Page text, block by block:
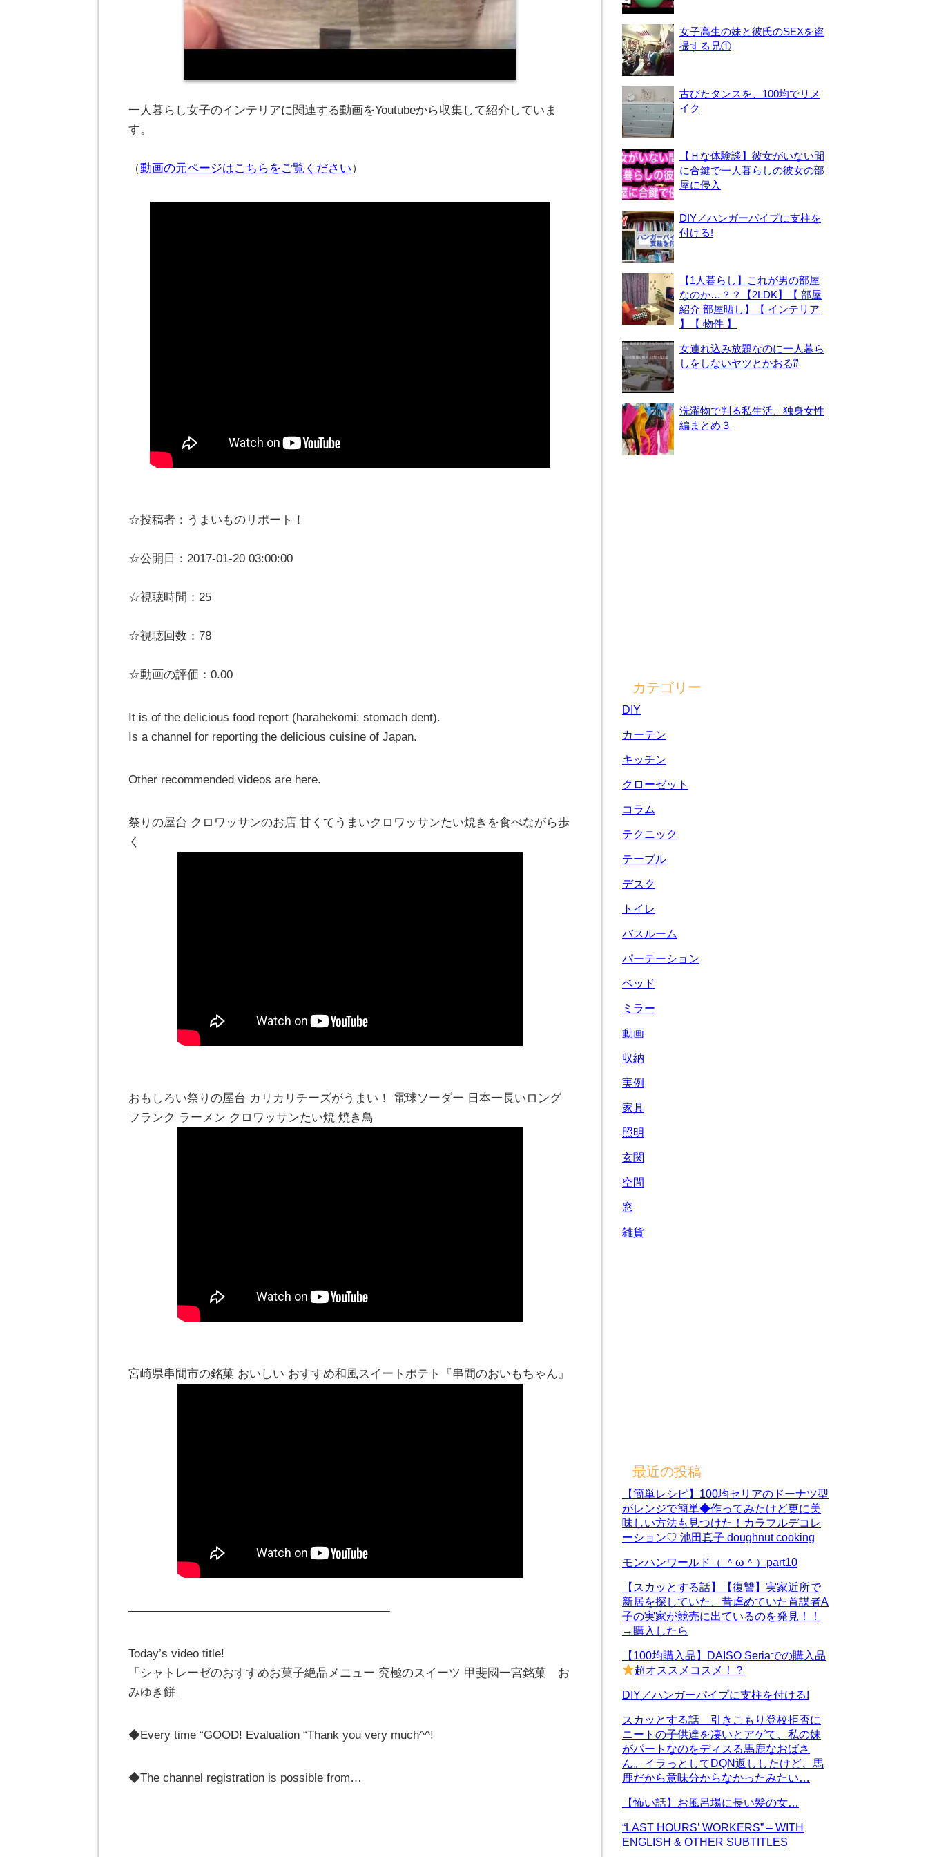
一人暮らし女子のインテリアに関連する動画をYoutubeから収集して紹介していま
す。
（動画の元ページはこちらをご覧ください）
☆投稿者：うまいものリポート！
☆公開日：2017-01-20 03:00:00
☆視聴時間：25
☆視聴回数：78
☆動画の評価：0.00
It is of the delicious food report (harahekomi: stomach dent).
Is a channel for reporting the delicious cuisine of Japan.
Other recommended videos are here.
祭りの屋台 クロワッサンのお店 甘くてうまいクロワッサンたい焼きを食べながら歩
く
おもしろい祭りの屋台 カリカリチーズがうまい！ 電球ソーダー 日本一長いロング
フランク ラーメン クロワッサンたい焼 焼き鳥
宮崎県串間市の銘菓 おいしい おすすめ和風スイートポテト『串間のおいもちゃん』
——————————————————————-
Today’s video title!
「シャトレーゼのおすすめお菓子絶品メニュー 究極のスイーツ 甲斐國一宮銘菓 お
みゆき餅」
◆Every time “GOOD! Evaluation “Thank you very much^^!
◆The channel registration is possible from…
女子高生の妹と彼氏のSEXを盗
撮する兄①
古びたタンスを、100均でリメ
イク
【Ｈな体験談】彼女がいない間
に合鍵で一人暮らしの彼女の部
屋に侵入
DIY／ハンガーパイプに支柱を
付ける!
【1人暮らし】これが男の部屋
なのか…？？【2LDK】【 部屋
紹介 部屋晒し】【 インテリア
】【 物件 】
女連れ込み放題なのに一人暮ら
しをしないヤツとかおる⁇
洗濯物で判る私生活、独身女性
編まとめ３
カテゴリー
DIY
カーテン
キッチン
クローゼット
コラム
テクニック
テーブル
デスク
トイレ
バスルーム
パーテーション
ベッド
ミラー
動画
収納
実例
家具
照明
玄関
空間
窓
雑貨
最近の投稿
【簡単レシピ】100均セリアのドーナツ型
がレンジで簡単◆作ってみたけど更に美
味しい方法も見つけた！カラフルデコレ
ーション♡ 池田真子 doughnut cooking
モンハンワールド（ ＾ω＾）part10
【スカッとする話】【復讐】実家近所で
新居を探していた、昔虐めていた首謀者A
子の実家が競売に出ているのを発見！！
→購入したら
【100均購入品】DAISO Seriaでの購入品
超オススメコスメ！？
DIY／ハンガーパイプに支柱を付ける!
スカッとする話 引きこもり登校拒否に
ニートの子供達を凄いとアゲて、私の妹
がパートなのをディスる馬鹿なおばさ
ん。イラっとしてDQN返ししたけど、馬
鹿だから意味分からなかったみたい…
【怖い話】お風呂場に長い髪の女…
“LAST HOURS’ WORKERS” – WITH
ENGLISH & OTHER SUBTITLES